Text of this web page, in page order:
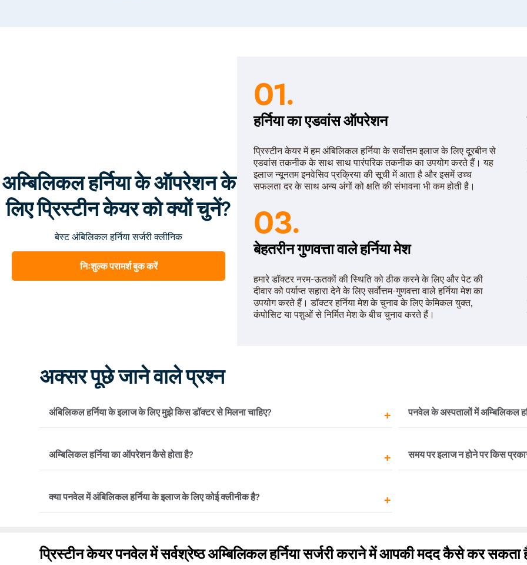
अम्बिलिकल हर्निया के ऑपरेशन के
लिए प्रिस्टीन केयर को क्यों चुनें?
बेस्ट अंबिलिकल हर्निया सर्जरी क्लीनिक
निःशुल्क परामर्श बुक करें
01.
हर्निया का एडवांस ऑपरेशन
प्रिस्टीन केयर में हम अंबिलिकल हर्निया के सर्वोत्तम इलाज के लिए दूरबीन से
एडवांस तकनीक के साथ साथ पारंपरिक तकनीक का उपयोग करते हैं। यह
इलाज न्यूनतम इनवेसिव प्रक्रिया की सूची में आता है और इसमें उच्च
सफलता दर के साथ अन्य अंगों को क्षति की संभावना भी कम होती है।
03.
बेहतरीन गुणवत्ता वाले हर्निया मेश
हमारे डॉक्टर नरम-ऊतकों की स्थिति को ठीक करने के लिए और पेट की
दीवार को पर्याप्त सहारा देने के लिए सर्वोत्तम-गुणवत्ता वाले हर्निया मेश का
उपयोग करते हैं। डॉक्टर हर्निया मेश के चुनाव के लिए केमिकल युक्त,
कंपोसिट या पशुओं से निर्मित मेश के बीच चुनाव करते हैं।
अक्सर पूछे जाने वाले प्रश्न
अंबिलिकल हर्निया के इलाज के लिए मुझे किस डॉक्टर से मिलना चाहिए?
अंबिलिकल हर्निया के इलाज के लिए आप किसी भी सामान्य डॉक्टर से परामर्श ले सकते हैं। आवश्यकता
के आधार पर वह हर्निया विशेषज्ञ के पास जाने का सुझाव दे सकते हैं।
पनवेल के अस्पतालों में अम्बिलिकल
अंबिलिकल हर्निया के ऑपरेशन के
लेप्रोस्कोपिक ऑपरेशन। आपकी
ऑपरेशन के विकल्प का चुनाव
अम्बिलिकल हर्निया का ऑपरेशन कैसे होता है?
अंबिलिकल हर्निया का ऑपरेशन दो तरीकों से संभव है – ओपन ऑपरेशन और दूरबीन के द्वारा ऑपरेशन।
आपकी स्वास्थ्य स्थिति और अन्य कारकों के आधार पर, हर्निया डॉक्टर आपके लिए सबसे अच्छा
सर्जिकल उपचार चुनते हैं।
समय पर इलाज न होने पर किस
क्या पनवेल में अंबिलिकल हर्निया के इलाज के लिए कोई क्लीनीक है?
डॉक्टरों से मिल सकते हैं। अंबिलिकल हर्निया के इलाज के लिए अभी प्रिस्टीन केयर से संपर्क करें।
प्रिस्टीन केयर पनवेल में सर्वश्रेष्ठ अम्बिलिकल हर्निया सर्जरी कराने में आपकी मदद कैसे कर सकता